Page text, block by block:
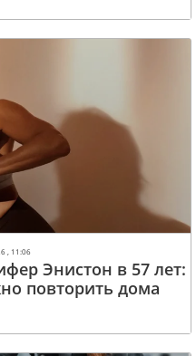
, 11:06
Энистон в 57 лет:
повторить дома